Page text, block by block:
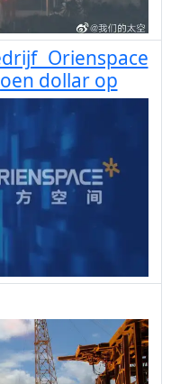
Orienspace
dollar op